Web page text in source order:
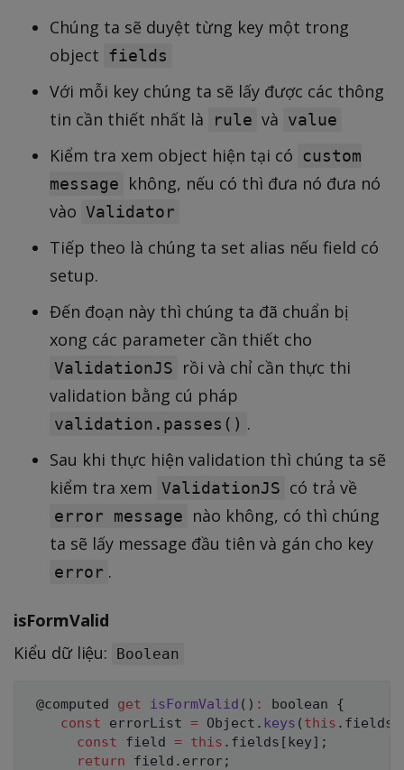
Chúng ta sẽ duyệt từng key một trong
object fields
Với mỗi key chúng ta sẽ lấy được các thông
tin cần thiết nhất là
rule và value
Kiểm tra xem object hiện tại có custom
message
không, nếu có thì đưa nó đưa nó
vào Validator
Tiếp theo là chúng ta set alias nếu field có
setup.
Đến đoạn này thì chúng ta đã chuẩn bị
xong các parameter cần thiết cho
ValidationJS
rồi và chỉ cần thực thi
validation bằng cú pháp
validation.passes() .
Sau khi thực hiện validation thì chúng ta sẽ
kiểm tra xem ValidationJS có trả về
error message
nào không, có thì chúng
ta sẽ lấy message đầu tiên và gán cho key
error .
isFormValid
Kiểu dữ liệu: Boolean
@computed get isFormValid ( ) : boolean {
const errorList = Object . keys ( this . fields
const field = this . fields [ key] ;
return field . error;